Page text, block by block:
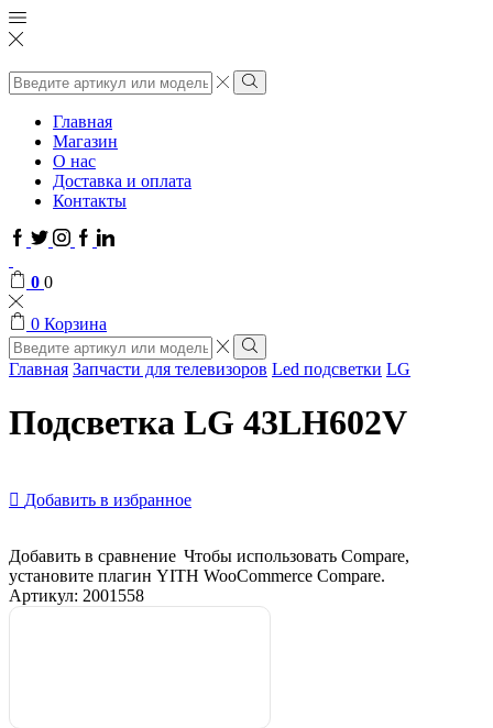
Поиск
ввода
Поиск
Главная
Магазин
О нас
Доставка и оплата
Контакты
Facebook
TwitterInstagram
GoogleLinkedin
0 0
0 Корзина
Поиск
ввода
Поиск
Главная Запчасти для телевизоров Led подсветки LG
Подсветка LG 43LH602V
Добавить в избранное
Добавить в сравнение Чтобы использовать Compare,
установите плагин YITH WooCommerce Compare.
Артикул: 2001558